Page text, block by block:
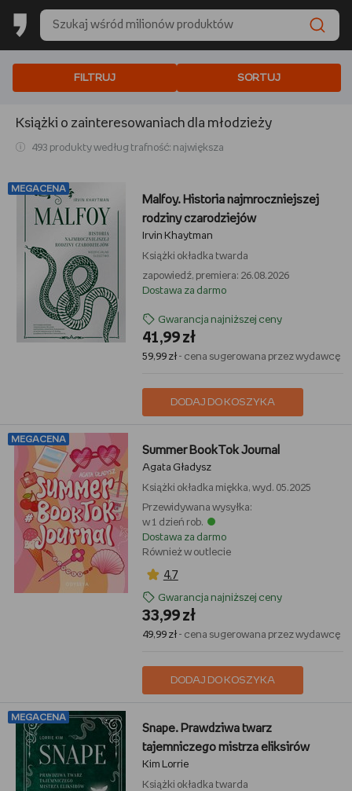
FILTRUJ SORTUJ
Książki o zainteresowaniach dla młodzieży
493 produkty według trafność: największa
MEGACENA
Malfoy. Historia najmroczniejszej
rodziny czarodziejów
Irvin Khaytman
Książki okładka twarda
zapowiedź, premiera: 26.08.2026
Dostawa za darmo
Gwarancja najniższej ceny
41,99 zł
59,99 zł- cena sugerowana przez wydawcę
DODAJ DO KOSZYKA
MEGACENA
Summer BookTok Journal
Agata Gładysz
Książki okładka miękka, wyd. 05.2025
Przewidywana wysyłka:
w 1 dzień rob.
Dostawa za darmo
Również w outlecie
4,7
Gwarancja najniższej ceny
33,99 zł
49,99 zł- cena sugerowana przez wydawcę
DODAJ DO KOSZYKA
MEGACENA
Snape. Prawdziwa twarz
tajemniczego mistrza eliksirów
Kim Lorrie
Książki okładka twarda